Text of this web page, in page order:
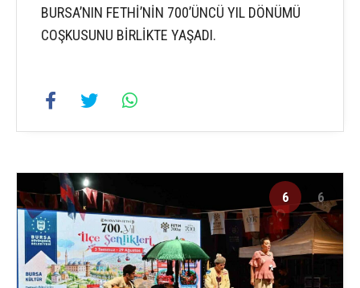
BURSA’NIN FETHİ’NİN 700’ÜNCÜ YIL DÖNÜMÜ
COŞKUSUNU BİRLİKTE YAŞADI.
6 6